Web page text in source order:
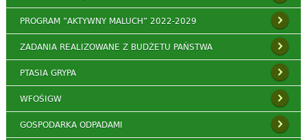
PROGRAM ”AKTYWNY MALUCH” 2022-2029
ZADANIA REALIZOWANE Z BUDŻETU PAŃSTWA
PTASIA GRYPA
WFOŚIGW
GOSPODARKA ODPADAMI